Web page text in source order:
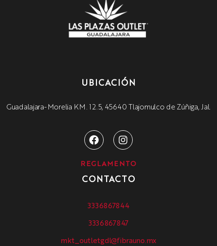
UBICACIÓN
Guadalajara-Morelia KM. 12.5, 45640 Tlajomulco de Zúñiga, Jal.
REGLAMENTO
CONTACTO
3336867844
3336867847
mkt_outletgdl@fibrauno.mx